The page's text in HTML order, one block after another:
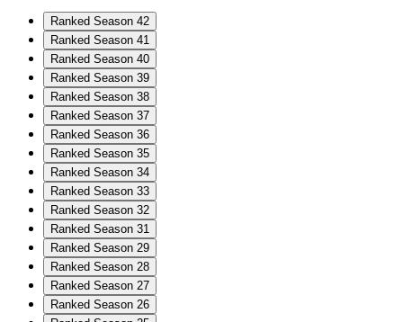
Ranked Season 42
Ranked Season 41
Ranked Season 40
Ranked Season 39
Ranked Season 38
Ranked Season 37
Ranked Season 36
Ranked Season 35
Ranked Season 34
Ranked Season 33
Ranked Season 32
Ranked Season 31
Ranked Season 29
Ranked Season 28
Ranked Season 27
Ranked Season 26